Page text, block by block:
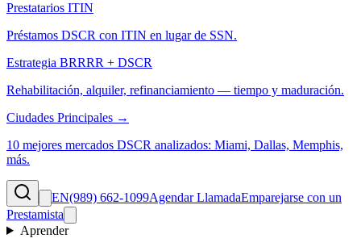
Prestatarios ITIN
Préstamos DSCR con ITIN en lugar de SSN.
Estrategia BRRRR + DSCR
Rehabilitación, alquiler, refinanciamiento — tiempo y maduración.
Ciudades Principales →
10 mejores mercados DSCR analizados: Miami, Dallas, Memphis,
más.
EN(989) 662-1099Agendar LlamadaEmparejarse con un
Prestamista
Aprender